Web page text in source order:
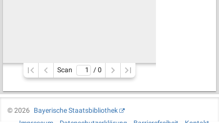
Scan / 0
©2026
Bayerische Staatsbibliothek